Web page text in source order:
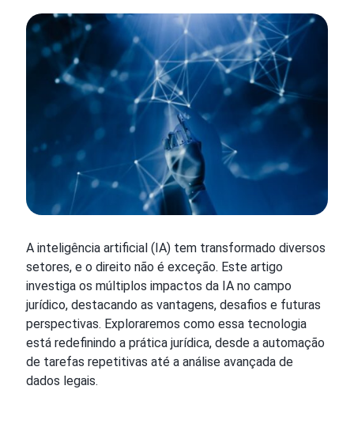
A inteligência artificial (IA) tem transformado diversos
setores, e o direito não é exceção. Este artigo
investiga os múltiplos impactos da IA no campo
jurídico, destacando as vantagens, desafios e futuras
perspectivas. Exploraremos como essa tecnologia
está redefinindo a prática jurídica, desde a automação
de tarefas repetitivas até a análise avançada de
dados legais.